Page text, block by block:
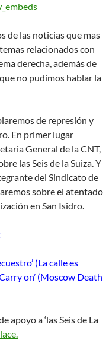
de las noticias que mas
relacionados con
derecha, además de
no pudimos hablar la
de represión y
En primer lugar
General de la CNT,
las Seis de la Suiza. Y
del Sindicato de
sobre el atentado
en San Isidro.
(La calle es
on’ (Moscow Death
apoyo a ‘las Seis de La